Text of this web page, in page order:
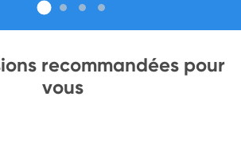
recommandées pour
vous